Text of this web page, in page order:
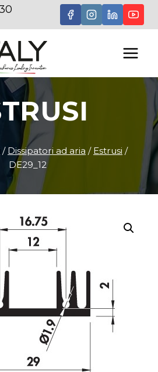
/ Dissipatori ad aria / Estrusi /
DE29_12